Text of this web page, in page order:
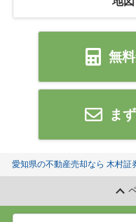
無
ま
愛知県の不動産売却なら 木村証